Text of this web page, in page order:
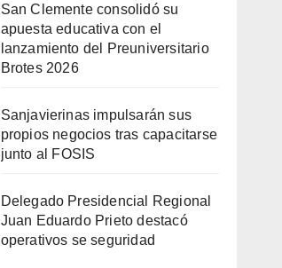
San Clemente consolidó su
apuesta educativa con el
lanzamiento del Preuniversitario
Brotes 2026
Sanjavierinas impulsarán sus
propios negocios tras capacitarse
junto al FOSIS
Delegado Presidencial Regional
Juan Eduardo Prieto destacó
operativos se seguridad